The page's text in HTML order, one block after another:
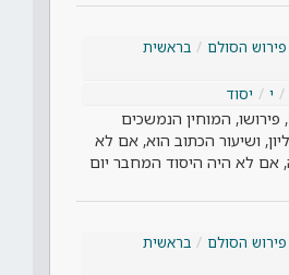
הסולם
בראשית
י יסוד
המוחין הנמשכים
ושיעור הכתוב הוא, אם לא
אם לא היה היסוד המחבר יום
הסולם
בראשית